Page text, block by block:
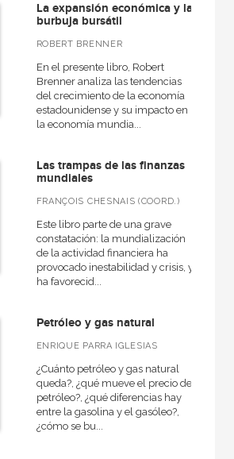
Serie Clásicos del pensamiento político
Sociedad e Innovación
y deporte
La expansión económica y la
burbuja bursátil
ROBERT BRENNER
En el presente libro, Robert
Brenner analiza las tendencias
del crecimiento de la economía
estadounidense y su impacto en
la economía mundia...
Las trampas de las finanzas
mundiales
FRANÇOIS CHESNAIS (COORD.)
Este libro parte de una grave
constatación: la mundialización
de la actividad financiera ha
provocado inestabilidad y crisis, y
ha favorecid...
Petróleo y gas natural
ENRIQUE PARRA IGLESIAS
¿Cuánto petróleo y gas natural
queda?, ¿qué mueve el precio del
petróleo?, ¿qué diferencias hay
entre la gasolina y el gasóleo?,
¿cómo se bu...